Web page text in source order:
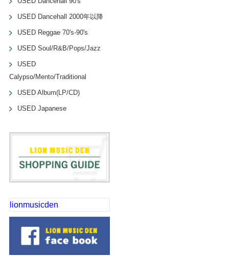
USED Dancehall 2000年以降
USED Reggae 70's-90's
USED Soul/R&B/Pops/Jazz
USED
Calypso/Mento/Traditional
USED Album(LP/CD)
USED Japanese
lionmusicden